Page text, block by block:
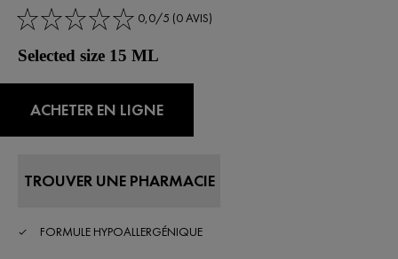
0,0/5 (0 AVIS)
Selected size 15 ML
ACHETER EN LIGNE
TROUVER UNE PHARMACIE
FORMULE HYPOALLERGÉNIQUE